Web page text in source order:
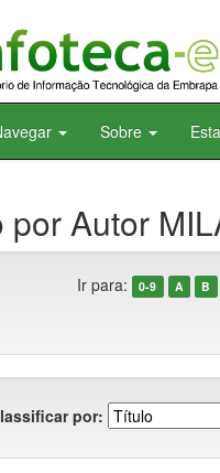
Sobre
por Autor
Ir para: 0-9 A B
por: